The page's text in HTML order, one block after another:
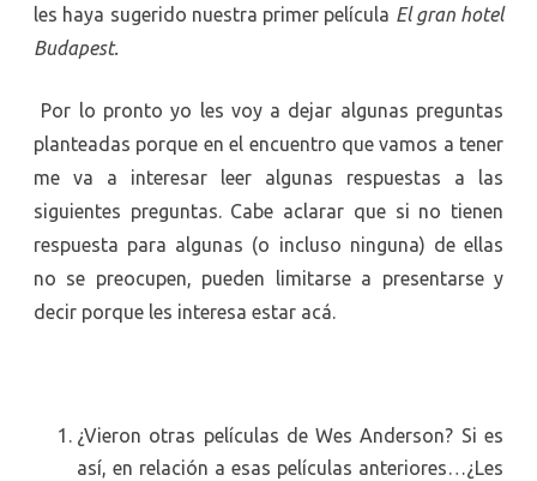
les haya sugerido nuestra primer película El gran hotel
Budapest.
Por lo pronto yo les voy a dejar algunas preguntas
planteadas porque en el encuentro que vamos a tener
me va a interesar leer algunas respuestas a las
siguientes preguntas. Cabe aclarar que si no tienen
respuesta para algunas (o incluso ninguna) de ellas
no se preocupen, pueden limitarse a presentarse y
decir porque les interesa estar acá.
¿Vieron otras películas de Wes Anderson? Si es
así, en relación a esas películas anteriores…¿Les